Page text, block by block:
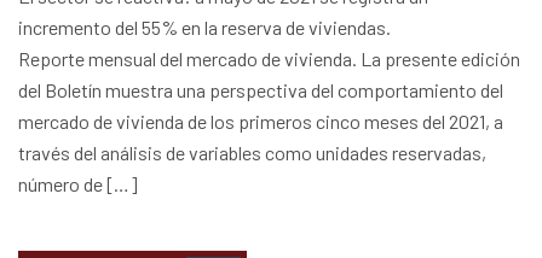
incremento del 55% en la reserva de viviendas.
Reporte mensual del mercado de vivienda. La presente edición
del Boletín muestra una perspectiva del comportamiento del
mercado de vivienda de los primeros cinco meses del 2021, a
través del análisis de variables como unidades reservadas,
número de […]